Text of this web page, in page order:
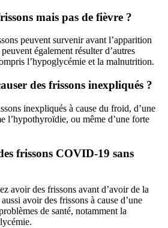
mais pas de fièvre ?
peuvent survenir avant l’apparition
également résulter d’autres
l’hypoglycémie et la malnutrition.
des frissons inexpliqués ?
inexpliqués à cause du froid, d’une
l’hypothyroïdie, ou même d’une forte
frissons COVID-19 sans
avoir des frissons avant d’avoir de la
avoir des frissons à cause d’une
de santé, notamment la